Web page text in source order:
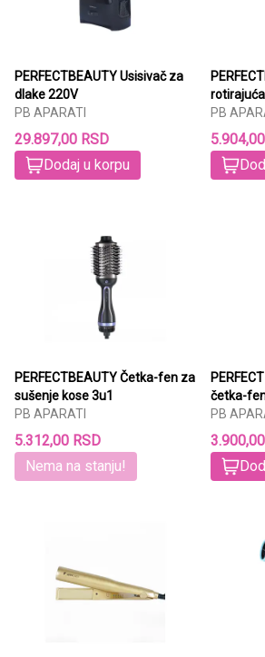
PERFECTBEAUTY Usisivač za
dlake 220V
PB APARATI
29.897,00 RSD
Dodaj u korpu
360°
PB
PERFECTBEAUTY Četka-fen za
sušenje kose 3u1
PB APARATI
5.312,00 RSD
Nema na stanju!
četka-
PB